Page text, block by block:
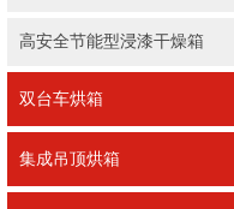
高安全节能型浸漆干燥箱
双台车烘箱
集成吊顶烘箱